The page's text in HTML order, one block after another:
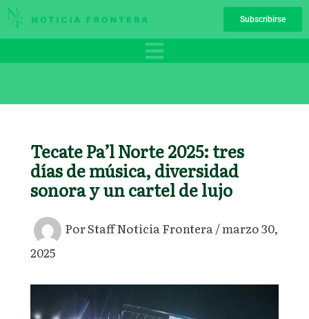
Ir
al
Subscribirse
Tecate Pa’l Norte 2025: tres
días de música, diversidad
sonora y un cartel de lujo
PorStaff Noticia Frontera/marzo 30,
2025